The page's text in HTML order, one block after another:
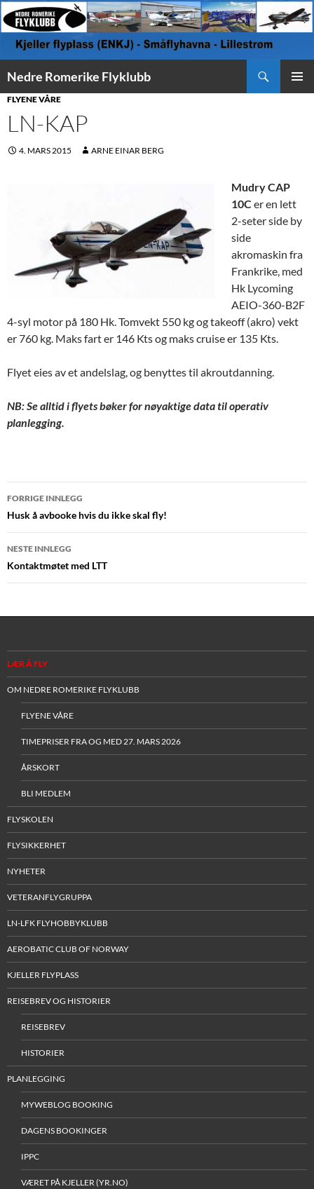
Nedre Romerike Flyklubb
TIL
INNHOLD
FLYENE VÅRE
LN-KAP
4. MARS 2015 ARNE EINAR BERG
Mudry CAP
10C er en lett
2-seter side by
side
akromaskin fra
Frankrike, med
Hk Lycoming
AEIO-360-B2F
4-syl motor på 180 Hk. Tomvekt 550 kg og takeoff (akro) vekt
er 760 kg. Maks fart er 146 Kts og maks cruise er 135 Kts.
Flyet eies av et andelslag, og benyttes til akroutdanning.
NB: Se alltid i flyets bøker for nøyaktige data til operativ
planlegging.
Innleggsnavigasjon
FORRIGE INNLEGG
Husk å avbooke hvis du ikke skal fly!
NESTE INNLEGG
Kontaktmøtet med LTT
LÆR Å FLY
OM NEDRE ROMERIKE FLYKLUBB
FLYENE VÅRE
TIMEPRISER FRA OG MED 27. MARS 2026
ÅRSKORT
BLI MEDLEM
FLYSKOLEN
FLYSIKKERHET
NYHETER
VETERANFLYGRUPPA
LN-LFK FLYHOBBYKLUBB
AEROBATIC CLUB OF NORWAY
KJELLER FLYPLASS
REISEBREV OG HISTORIER
REISEBREV
HISTORIER
PLANLEGGING
MYWEBLOG BOOKING
DAGENS BOOKINGER
IPPC
VÆRET PÅ KJELLER (YR.NO)